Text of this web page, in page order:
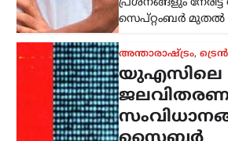
റിപ്പോർട്ട്.
സംസ്ഥാനങ്ങളിലെ
ലക്ഷ്യമിട്ടതെന്ന്
കേരളം,
പുനർജനി
മുഖ്യമന്ത്രി